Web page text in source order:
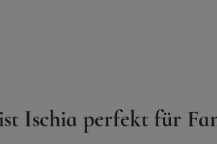
Ischia perfekt für